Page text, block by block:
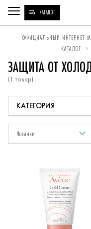
КАТАЛОГ
ВЫ
НАХОДИТЕСЬ
ЗДЕСЬ:
ОФИЦИАЛЬНЫЙ ИНТЕРНЕТ-
КАТАЛОГ
ЗАЩИТА ОТ
(1 товар)
Новинки